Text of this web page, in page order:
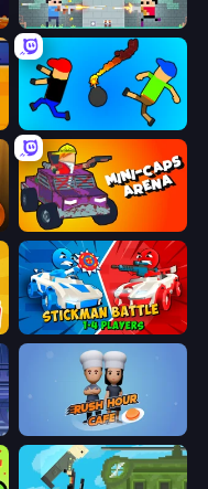
Castle Wars: New Era
Mini-Caps: Bombs
Mini-Caps: Arena
Stickman battle 1-4 Players
Rush Hour Cafe